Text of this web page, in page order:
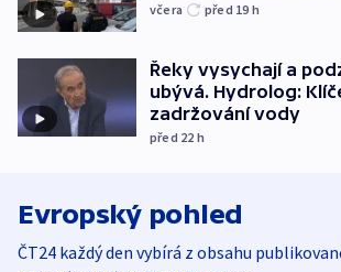
včera před 19 h
Řeky vysychají a
ubývá. Hydrolog:
zadržování vody
před 22 h
Evropský pohled
ČT24 každý den vybírá z obsahu